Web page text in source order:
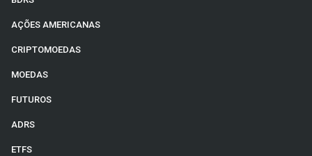
AÇÕES AMERICANAS
CRIPTOMOEDAS
MOEDAS
FUTUROS
ADRS
ETFS